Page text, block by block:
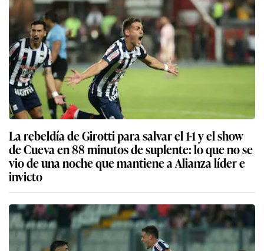
La rebeldía de Girotti para salvar el 1-1 y el show
de Cueva en 88 minutos de suplente: lo que no se
vio de una noche que mantiene a Alianza líder e
invicto